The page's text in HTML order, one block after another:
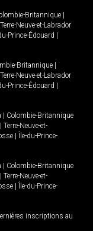
Britannique
Terre-Neuve-et-Labrador
du-Prince-Édouard
Britannique
Terre-Neuve-et-Labrador
du-Prince-Édouard
Colombie-Britannique
Terre-Neuve-et-
Île-du-Prince-
Colombie-Britannique
Terre-Neuve-et-
Île-du-Prince-
inscriptions au